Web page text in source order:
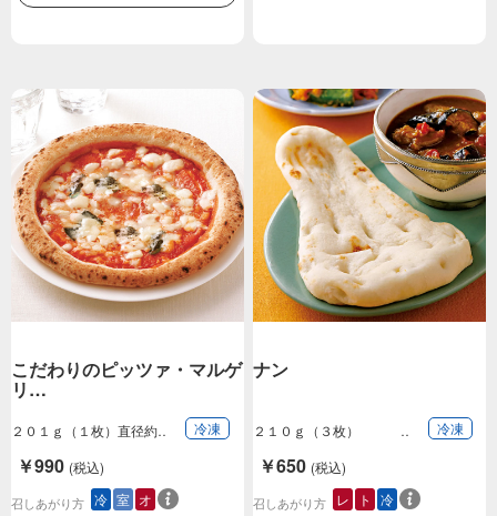
こだわりのピッツァ・マルゲ
リ…
２０１ｇ（１枚）直径約
冷凍
￥990 (税込)
召しあがり方 冷 室 オ
ナン
２１０ｇ（３枚） 冷凍
￥650 (税込)
召しあがり方 レ ト 冷